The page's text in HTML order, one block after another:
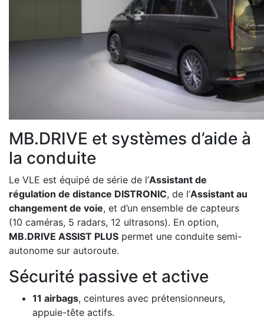
MB.DRIVE et systèmes d’aide à
la conduite
Le VLE est équipé de série de l’Assistant de
régulation de distance DISTRONIC, de l’Assistant au
changement de voie, et d’un ensemble de capteurs
(10 caméras, 5 radars, 12 ultrasons). En option,
MB.DRIVE ASSIST PLUS permet une conduite semi-
autonome sur autoroute.
Sécurité passive et active
11 airbags, ceintures avec prétensionneurs,
appuie-tête actifs.